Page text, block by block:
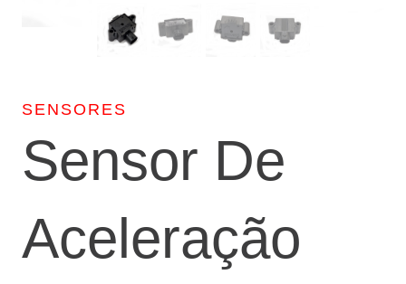
SENSORES
Sensor De
Aceleração